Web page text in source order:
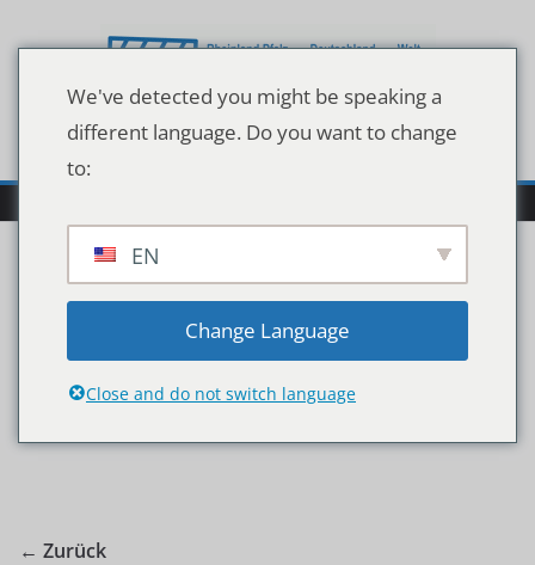
Inhalt
2020-bremen-im-
zeichen-der-korallenriffe
← Zurück
We've detected you might be speaking a
different language. Do you want to change
to:
EN
Change Language
Close and do not switch language